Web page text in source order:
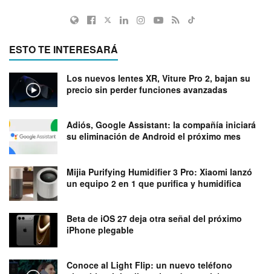
ESTO TE INTERESARÁ
Los nuevos lentes XR, Viture Pro 2, bajan su
precio sin perder funciones avanzadas
Adiós, Google Assistant: la compañía iniciará
su eliminación de Android el próximo mes
Mijia Purifying Humidifier 3 Pro: Xiaomi lanzó
un equipo 2 en 1 que purifica y humidifica
Beta de iOS 27 deja otra señal del próximo
iPhone plegable
Conoce al Light Flip: un nuevo teléfono